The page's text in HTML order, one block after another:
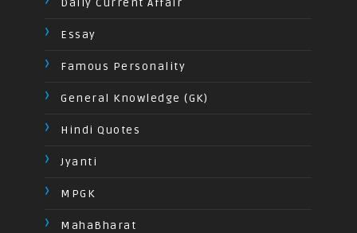
Daily Current Affair
Essay
Famous Personality
General Knowledge (GK)
Hindi Quotes
Jyanti
MPGK
MahaBharat